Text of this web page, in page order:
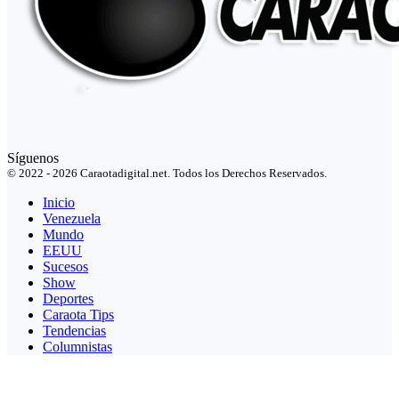
Síguenos
© 2022 - 2026 Caraotadigital.net. Todos los Derechos Reservados.
Inicio
Venezuela
Mundo
EEUU
Sucesos
Show
Deportes
Caraota Tips
Tendencias
Columnistas